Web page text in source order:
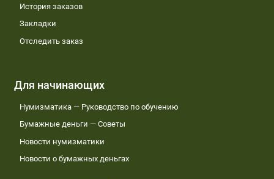
История заказов
Закладки
Отследить заказ
Для начинающих
Нумизматика — Руководство по обучению
Бумажные деньги — Советы
Новости нумизматики
Новости о бумажных деньгах